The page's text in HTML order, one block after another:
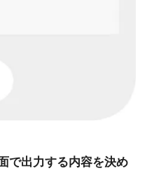
で出力する内容を決め